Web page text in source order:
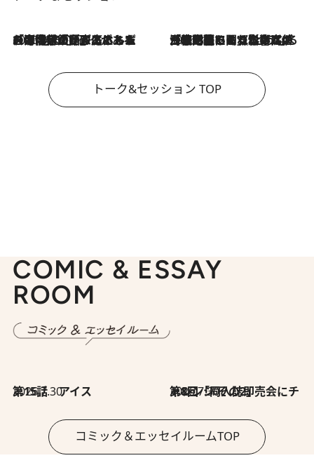
2026.8.3
「今後値上げがあるとすれば…」「リスクがあるのは今年の冬」エネルギー専門家が語る、ホルムズ海峡封鎖が家庭にもたらす“ある心配” 2026.8.3
「住宅建てられない…」「サーチャージ料の高値が続いている」ホルムズ海峡封鎖による影響はいつまで続く？《エネルギー専門家に聞く“どうなる日本の暮らし”》
トーク&セッション TOP
COMIC & ESSAY
ROOM
2026.7.30
第15話 アイス 2026.7.30
第8回「同人誌即売会にチャレンジ その2」
コミック＆エッセイルームTOP